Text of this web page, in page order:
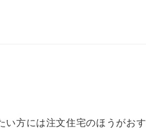
い方には注文住宅のほうがおす